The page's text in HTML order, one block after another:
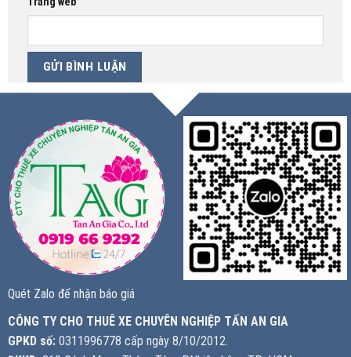
Quét Zalo để nhận báo giá
CÔNG TY CHO THUÊ XE CHUYÊN NGHIỆP TẤN AN GIA
GPKD số: 0311996778 cấp ngày 8/10/2012.